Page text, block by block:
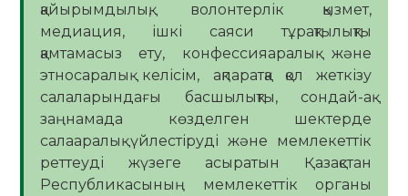
қайырымдылық, волонтерлік қызмет,
медиация, ішкі саяси тұрақтылықты
қамтамасыз ету, конфессияаралық және
этносаралық келісім, ақпаратқа қол жеткізу
салаларындағы басшылықты, сондай-ақ
заңнамада көзделген шектерде
салааралық үйлестіруді және мемлекеттік
реттеуді жүзеге асыратын Қазақстан
Республикасының мемлекеттік органы